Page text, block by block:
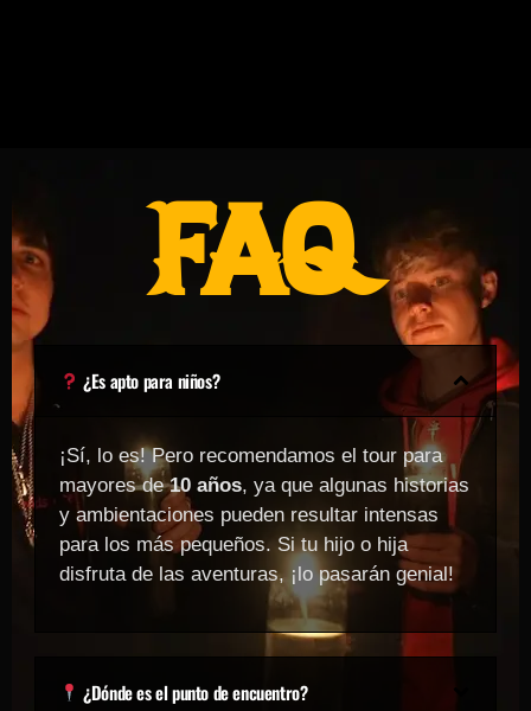
FAQ
¿Es apto para niños?
¡Sí, lo es! Pero recomendamos el tour para
mayores de10 años, ya que algunas historias
y ambientaciones pueden resultar intensas
para los más pequeños. Si tu hijo o hija
disfruta de las aventuras, ¡lo pasarán genial!
¿Dónde es el punto de encuentro?